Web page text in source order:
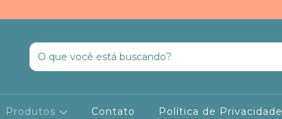
Produtos Contato Política de Privacidade